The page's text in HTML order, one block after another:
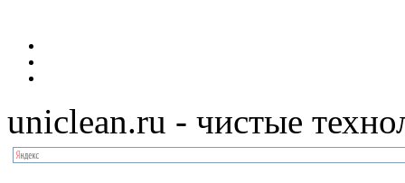
uniclean.ru - чистые